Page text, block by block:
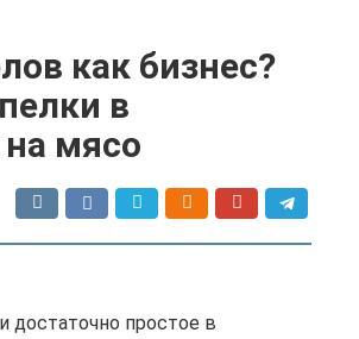
как бизнес?
в
мясо
достаточно простое в